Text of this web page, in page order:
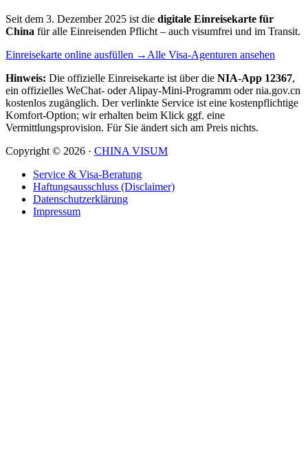
Seit dem 3. Dezember 2025 ist die digitale Einreisekarte für
China für alle Einreisenden Pflicht – auch visumfrei und im Transit.
Einreisekarte online ausfüllen → Alle Visa-Agenturen ansehen
Hinweis: Die offizielle Einreisekarte ist über die NIA-App 12367,
ein offizielles WeChat- oder Alipay-Mini-Programm oder nia.gov.cn
kostenlos zugänglich. Der verlinkte Service ist eine kostenpflichtige
Komfort-Option; wir erhalten beim Klick ggf. eine
Vermittlungsprovision. Für Sie ändert sich am Preis nichts.
Copyright © 2026 · CHINA VISUM
Service & Visa-Beratung
Haftungsausschluss (Disclaimer)
Datenschutzerklärung
Impressum